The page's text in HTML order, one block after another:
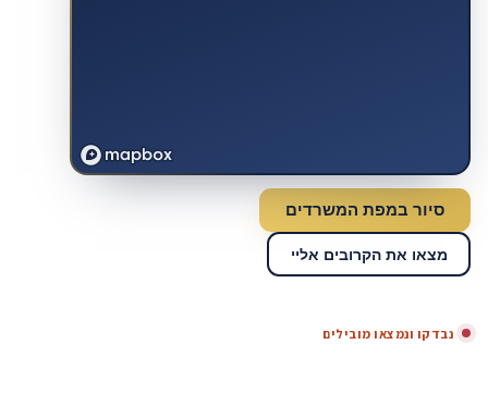
סיור במפת המשרדים
מצאו את הקרובים אליי
נבדקו ונמצאו מובילים